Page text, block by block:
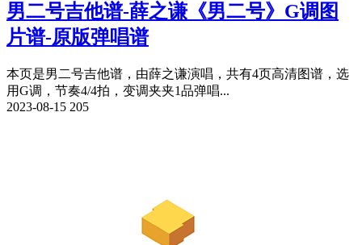
男二号吉他谱-薛之谦《男二号》G调图
片谱-原版弹唱谱
本页是男二号吉他谱，由薛之谦演唱，共有4页高清图谱，选
用G调，节奏4/4拍，变调夹夹1品弹唱...
2023-08-15 205